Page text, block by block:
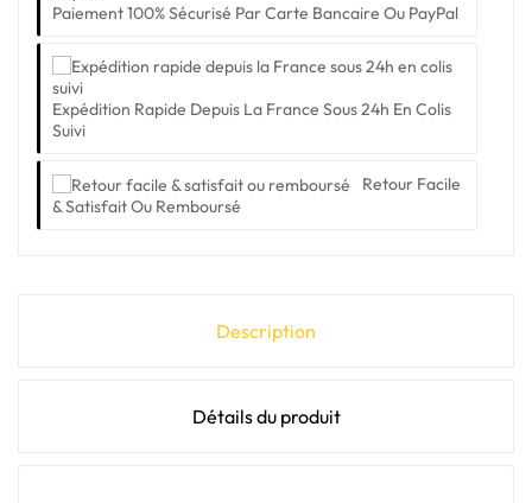
Paiement 100% Sécurisé Par Carte Bancaire Ou PayPal
Expédition Rapide Depuis La France Sous 24h En Colis
Suivi
Retour Facile
& Satisfait Ou Remboursé
Description
Détails du produit